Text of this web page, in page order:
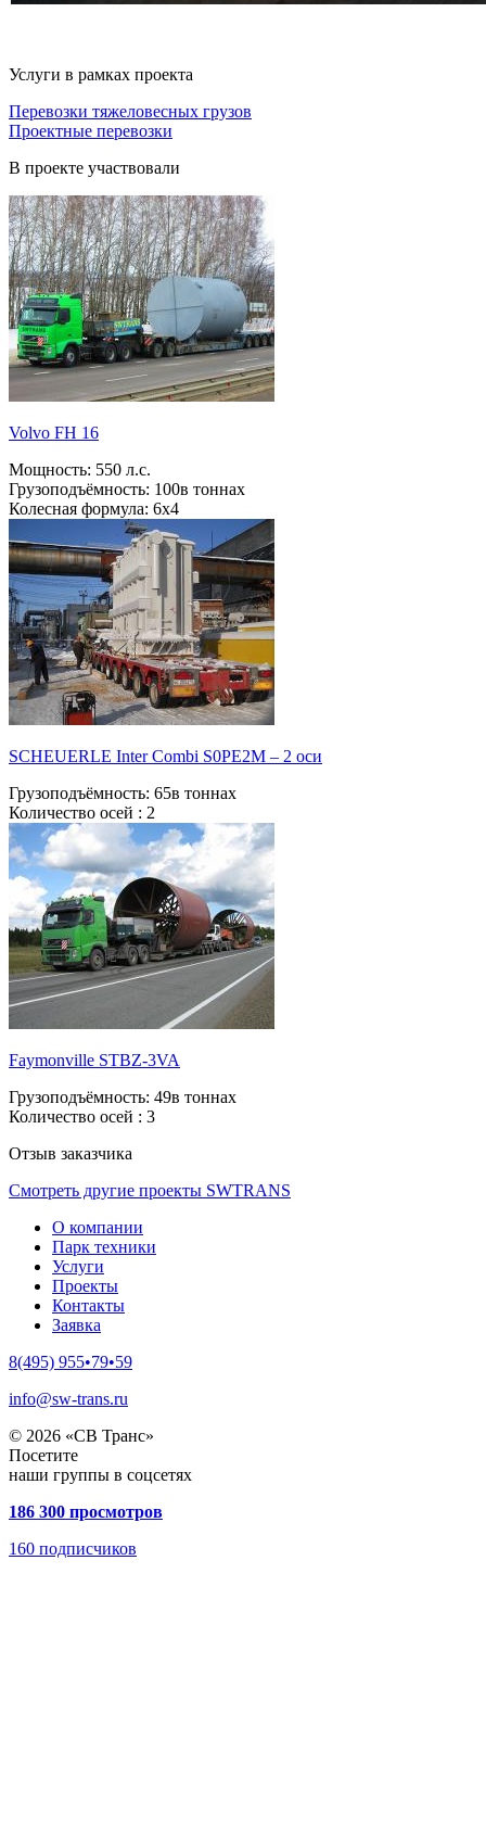
Услуги в рамках проекта
Перевозки тяжеловесных грузов
Проектные перевозки
В проекте участвовали
Volvo FH 16
Мощность: 550 л.с.
Грузоподъёмность: 100в тоннах
Колесная формула: 6х4
SCHEUERLE Inter Combi S0РЕ2М – 2 оси
Грузоподъёмность: 65в тоннах
Количество осей : 2
Faymonville STBZ-3VA
Грузоподъёмность: 49в тоннах
Количество осей : 3
Отзыв заказчика
Смотреть другие проекты SWTRANS
О компании
Парк техники
Услуги
Проекты
Контакты
Заявка
8(495) 955•79•59
info@sw-trans.ru
© 2026 «СВ Транс»
Посетите
наши группы в соцсетях
186 300 просмотров
160 подписчиков